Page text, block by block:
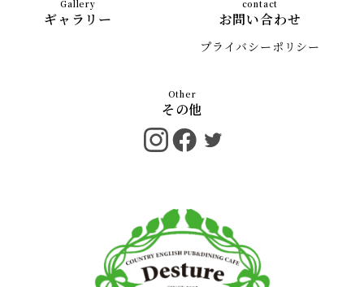
ギャラリー お問い合わせ
プライバシーポリシー
その他